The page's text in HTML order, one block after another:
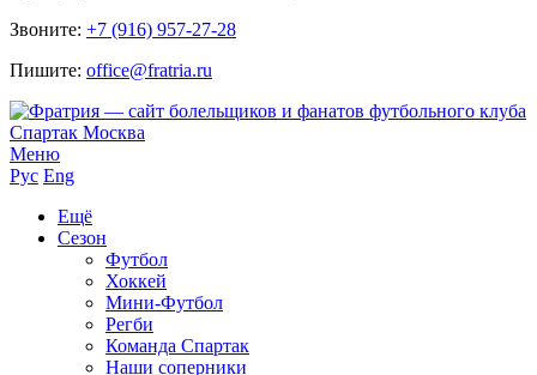
Звоните: +7 (916) 957-27-28
Пишите: office@fratria.ru
Меню
Рус Eng
Ещё
Сезон
Футбол
Хоккей
Мини-Футбол
Регби
Команда Спартак
Наши соперники